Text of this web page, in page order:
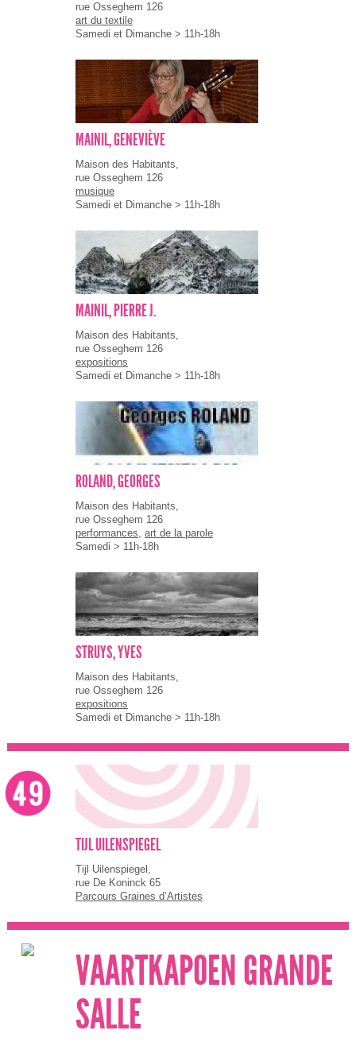
rue Osseghem 126
art du textile
Samedi et Dimanche > 11h-18h
MAINIL, GENEVIÈVE
Maison des Habitants,
rue Osseghem 126
musique
Samedi et Dimanche > 11h-18h
MAINIL, PIERRE J.
Maison des Habitants,
rue Osseghem 126
expositions
Samedi et Dimanche > 11h-18h
ROLAND, GEORGES
Maison des Habitants,
rue Osseghem 126
performances, art de la parole
Samedi > 11h-18h
STRUYS, YVES
Maison des Habitants,
rue Osseghem 126
expositions
Samedi et Dimanche > 11h-18h
TIJL UILENSPIEGEL
Tijl Uilenspiegel,
rue De Koninck 65
Parcours Graines d’Artistes
VAARTKAPOEN GRANDE
SALLE